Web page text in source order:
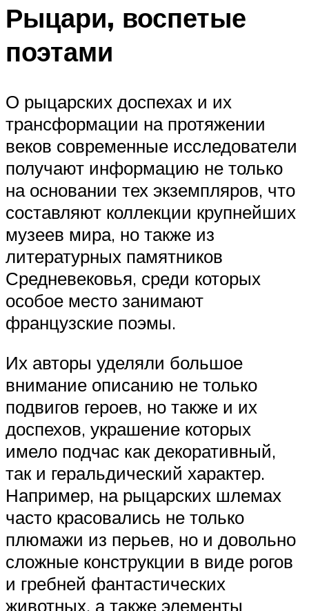
Рыцари, воспетые
поэтами
О рыцарских доспехах и их
трансформации на протяжении
веков современные исследователи
получают информацию не только
на основании тех экземпляров, что
составляют коллекции крупнейших
музеев мира, но также из
литературных памятников
Средневековья, среди которых
особое место занимают
французские поэмы.
Их авторы уделяли большое
внимание описанию не только
подвигов героев, но также и их
доспехов, украшение которых
имело подчас как декоративный,
так и геральдический характер.
Например, на рыцарских шлемах
часто красовались не только
плюмажи из перьев, но и довольно
сложные конструкции в виде рогов
и гребней фантастических
животных, а также элементы